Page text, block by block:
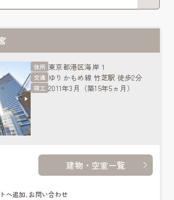
住所 東京都港区海岸１
交通 ゆりかもめ線 竹芝駅 徒歩2分
竣工 2011年3月（築15年5ヵ月）
建物・空室一覧
へ追加､お問い合わせ